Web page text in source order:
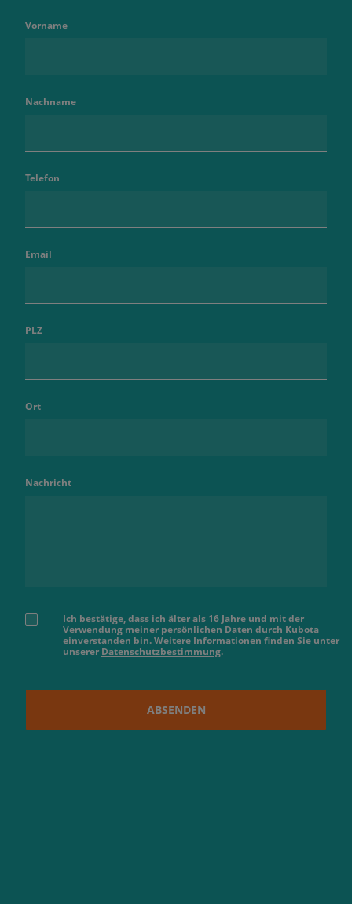
Vorname
Nachname
Telefon
Email
PLZ
Ort
Nachricht
Ich bestätige, dass ich älter als 16 Jahre und mit der
Verwendung meiner persönlichen Daten durch Kubota
einverstanden bin. Weitere Informationen finden Sie unter
unserer Datenschutzbestimmung.
ABSENDEN